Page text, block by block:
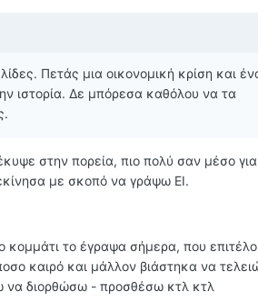
Πετάς μια οικονομική κρίση και
ιστορία. Δε μπόρεσα καθόλου να τα
στην πορεία, πιο πολύ σαν μέσο
με σκοπό να γράψω ΕΙ.
κομμάτι το έγραψα σήμερα, που
καιρό και μάλλον βιάστηκα να
να διορθώσω - προσθέσω κτλ κτλ